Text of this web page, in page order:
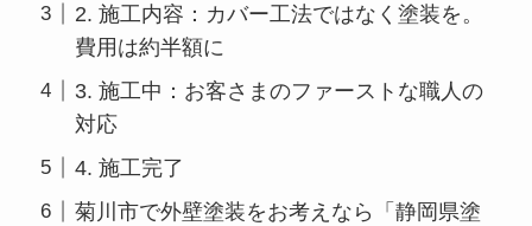
2. 施工内容：カバー工法ではなく塗装を。
費用は約半額に
3. 施工中：お客さまのファーストな職人の
対応
4. 施工完了
菊川市で外壁塗装をお考えなら「静岡県塗